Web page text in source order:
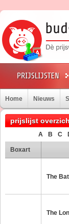
Home Nieuws
prijslijst
A B C
Boxart
The
The